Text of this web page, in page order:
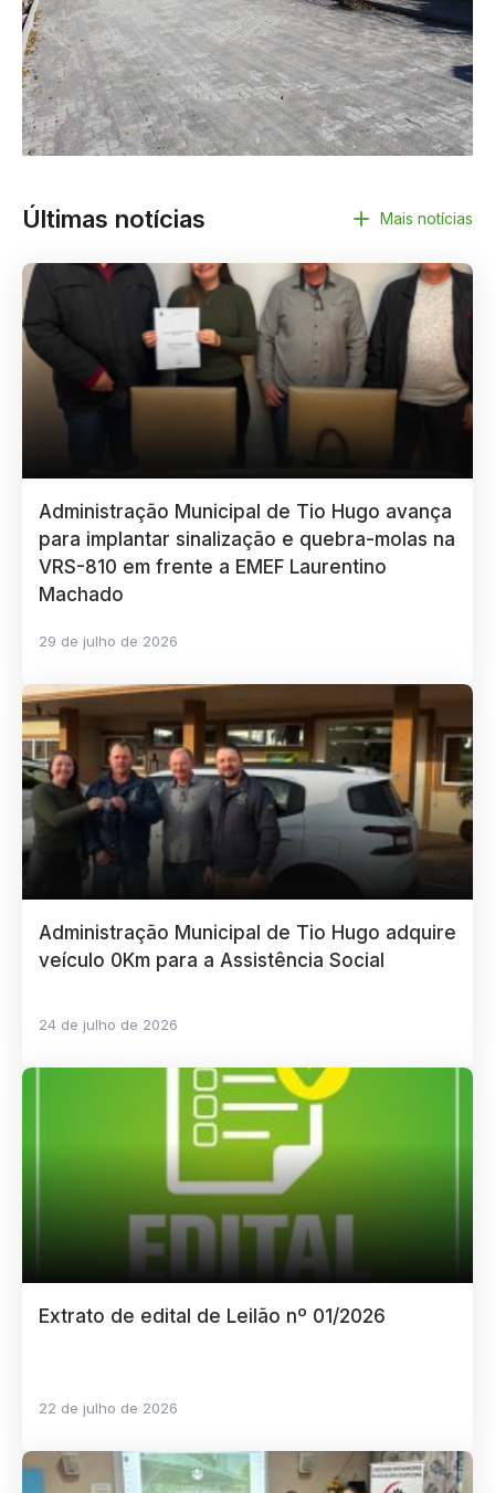
Últimas notícias Mais notícias
Administração Municipal de Tio Hugo avança
para implantar sinalização e quebra-molas na
VRS-810 em frente a EMEF Laurentino
Machado
29 de julho de 2026
Administração Municipal de Tio Hugo adquire
veículo 0Km para a Assistência Social
24 de julho de 2026
Extrato de edital de Leilão nº 01/2026
22 de julho de 2026